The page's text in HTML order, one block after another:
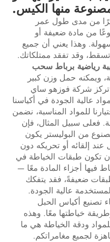
منها الكيس.
من مدى طول عمر
من مادة ضعيفة أو
وهذا يعني أن جميع
تسقط، وقد تفقد ممتلكاتك.
رياضية برباط سحب
ويمكنه حمل وزن كبير
شركة فوزهو ساي
عالية الجودة في أكياسنا
للمواد المناسبة، نضمن
فعلى سبيل المثال، فإن
من البوليستر يكون
عند إلقائه أو تحريكه دون
تكون طبقات الخياطة في
فيها أجزاء المادة معًا —
ضعيفةً، فقد يتفكك
عالية الجودة.
تصنيع أكياس الحبل
خياطتها معًا. وهذه
ودقة الخياطة هي ما
لجميع مغامراتكم.